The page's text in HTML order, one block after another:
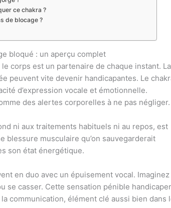
ce chakra ?
de blocage ?
bloqué : un aperçu complet
corps est un partenaire de chaque instant. La
peuvent vite devenir handicapantes. Le
d’expression vocale et émotionnelle.
des alertes corporelles à ne pas négliger.
ni aux traitements habituels ni au repos, est
blessure musculaire qu’on sauvegarderait
son état énergétique.
en duo avec un épuisement vocal. Imaginez
se casser. Cette sensation pénible
communication, élément clé aussi bien dans